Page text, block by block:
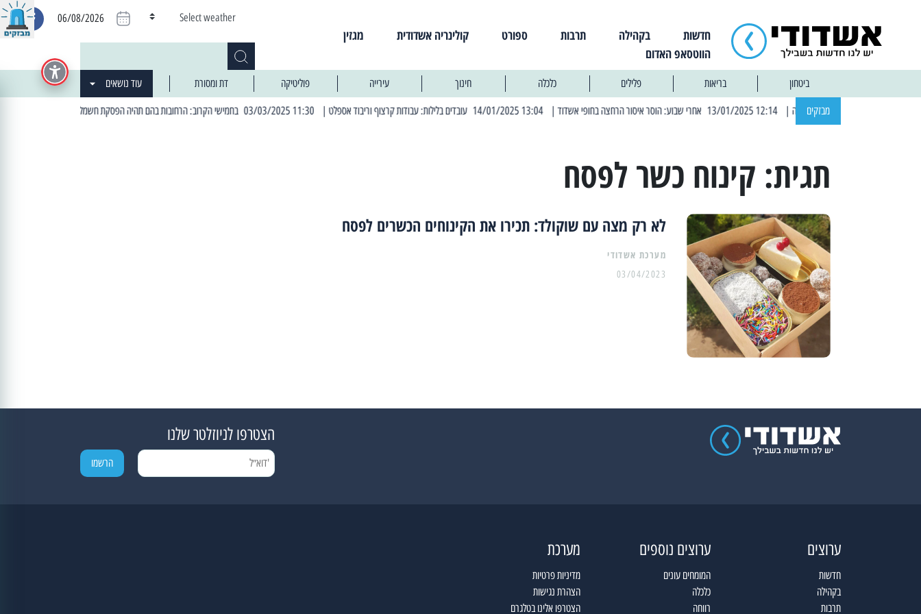
חדשות בקהילה תרבות ספורט קולינריה אשדודית
מגזין
הווטסאפ האדום
Select weather
06/08/2026
ביטחון בריאות פלילים כלכלה חינוך עירייה פוליטיקה דת ומסורת עוד נושאים
מבזקים | 12:14 13/01/2025 אחרי שבוע: הוסר איסור הרחצה בחופי אשדוד | 13:04 14/01/2025 עובדים בלילות: עבודות קרצוף וריבוד אספלט | 11:30 03/03/2025 בחמישי הקרוב: הרחובות בהם תהיה הפסקת חשמל יזומה
תגית: קינוח כשר לפסח
לא רק מצה עם שוקולד: תכירו את הקינוחים הכשרים לפסח
מערכת אשדודי
03/04/2023
הצטרפו לניוזלטר שלנו
ערוצים
חדשות
בקהילה
תרבות
ערוצים נוספים
המומחים עונים
כלכלה
רווחה
מערכת
מדיניות פרטיות
הצהרת נגישות
הצטרפו אלינו בטלגרם